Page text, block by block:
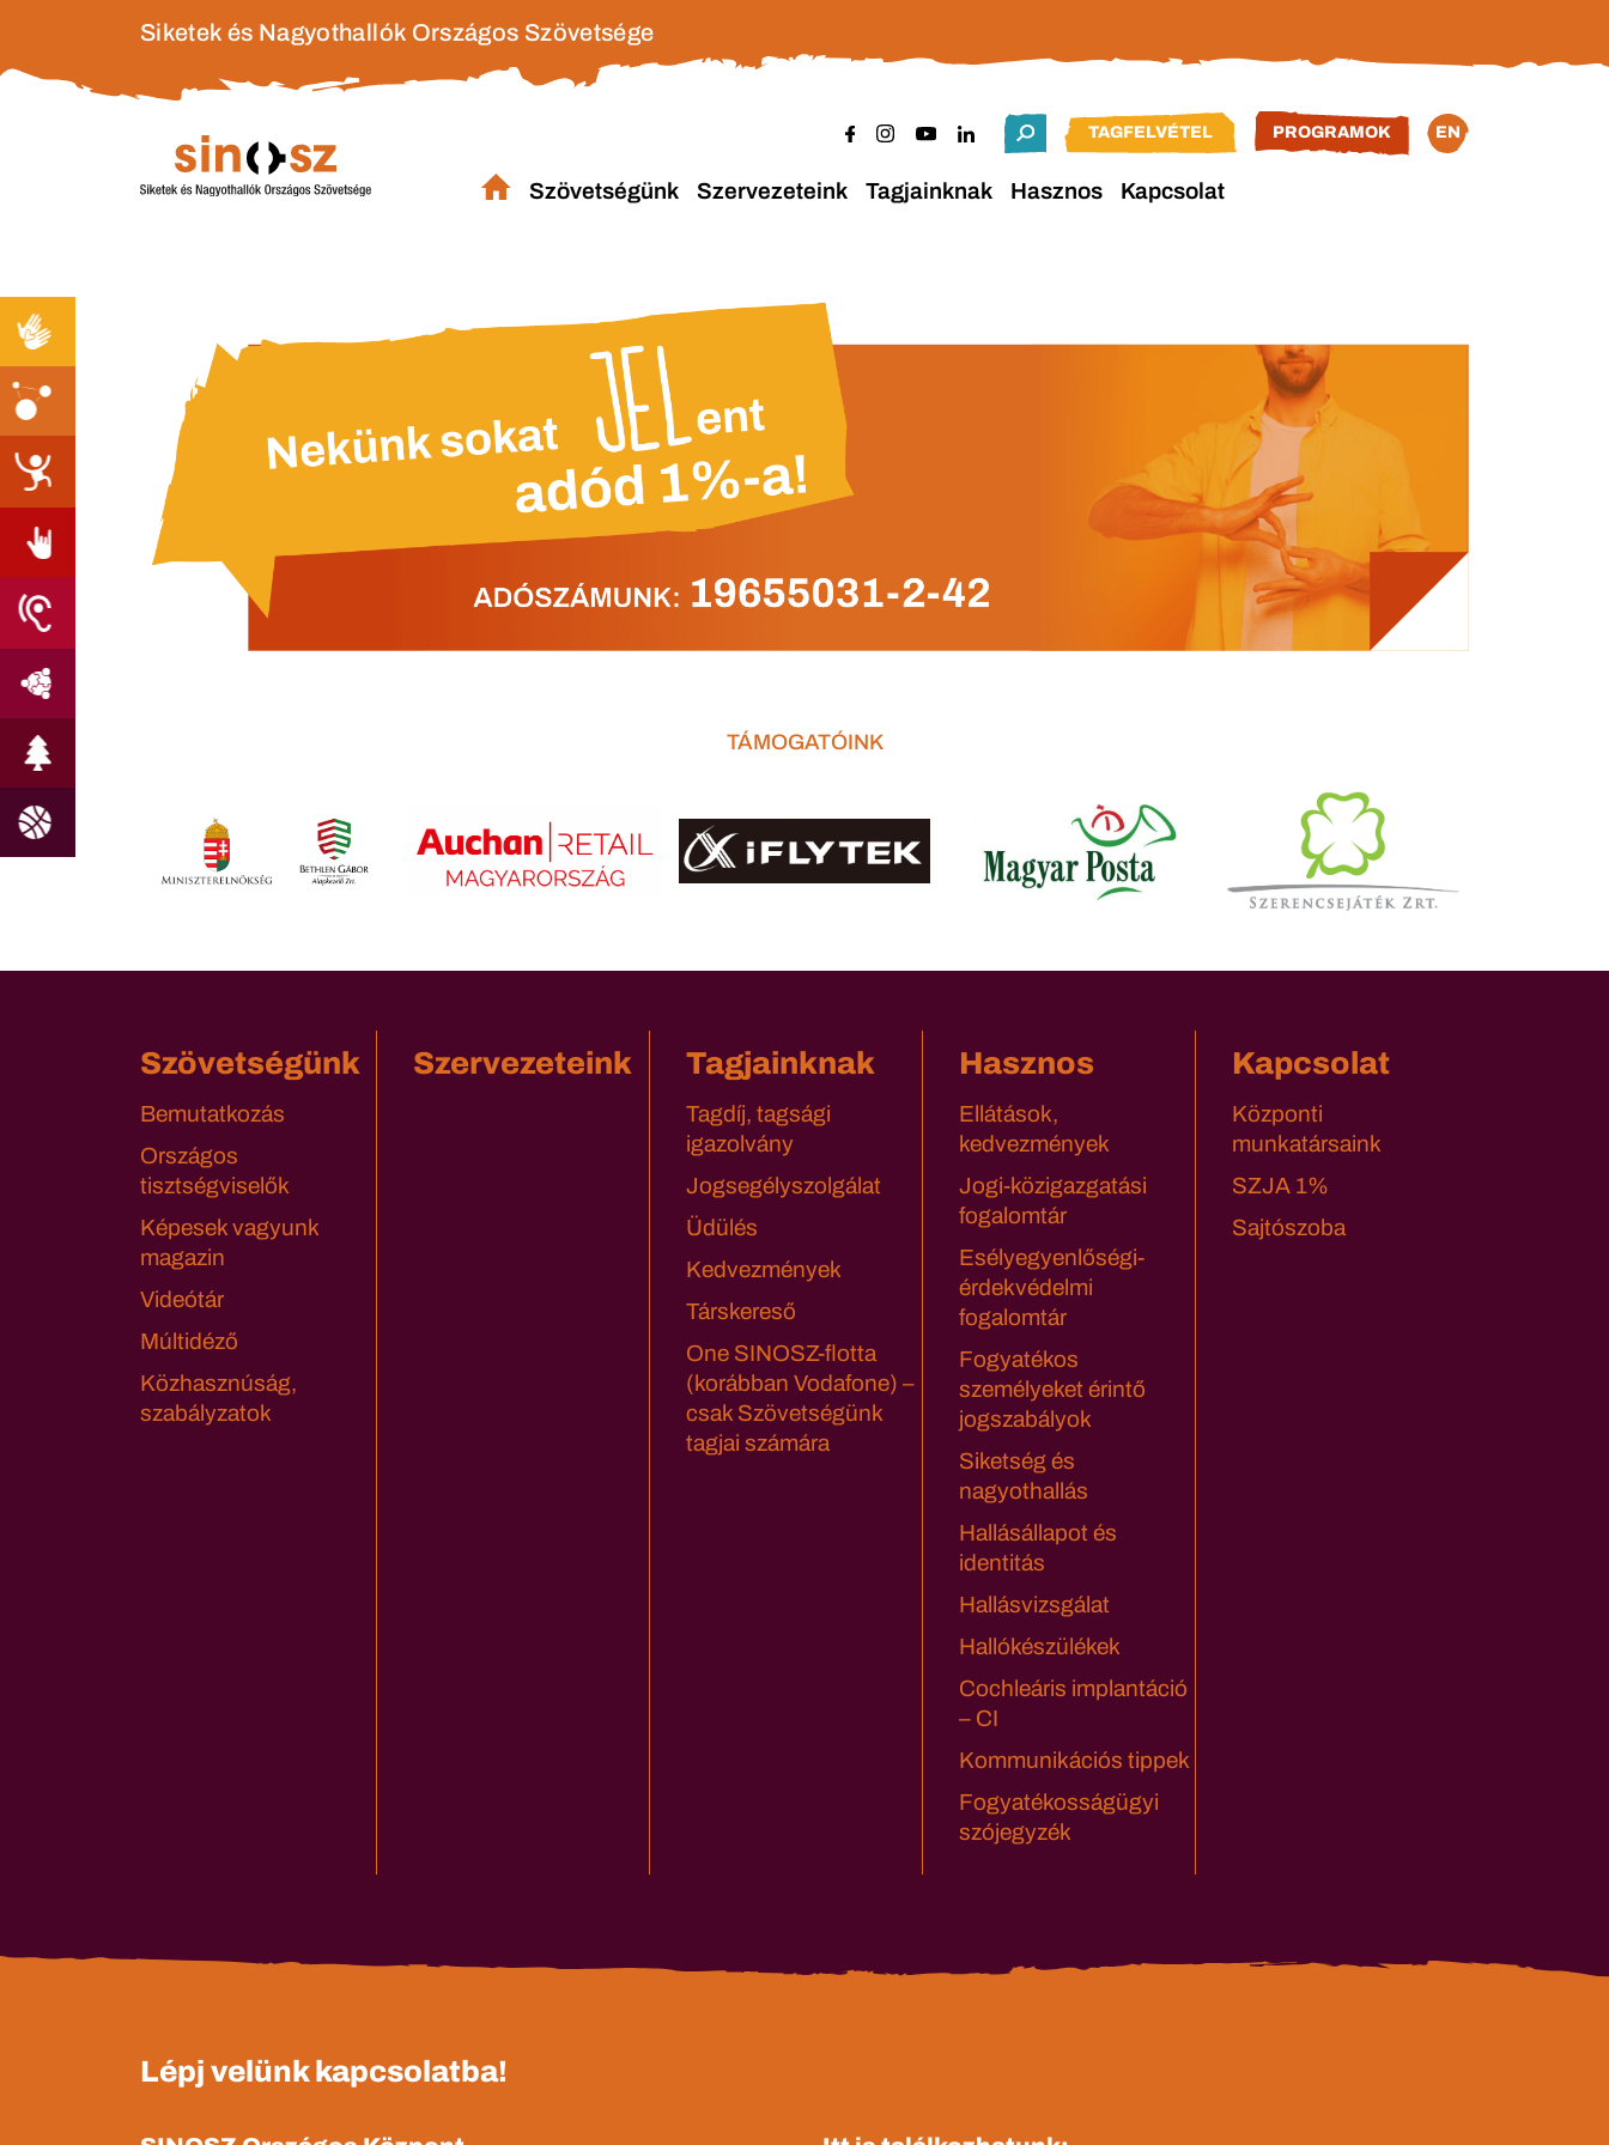
Siketek és Nagyothallók Országos Szövetsége
TAGFELVÉTEL PROGRAMOK EN
Szövetségünk Szervezeteink Tagjainknak Hasznos Kapcsolat
TÁMOGATÓINK
Szövetségünk
Bemutatkozás
Országos
tisztségviselők
Képesek vagyunk
magazin
Videótár
Múltidéző
Közhasznúság,
szabályzatok
Szervezeteink Tagjainknak
Tagdíj, tagsági
igazolvány
Jogsegélyszolgálat
Üdülés
Kedvezmények
Társkereső
One SINOSZ-flotta
(korábban Vodafone) –
csak Szövetségünk
tagjai számára
Hasznos
Ellátások,
kedvezmények
Jogi-közigazgatási
fogalomtár
Esélyegyenlőségi-
érdekvédelmi
fogalomtár
Fogyatékos
személyeket érintő
jogszabályok
Siketség és
nagyothallás
Hallásállapot és
identitás
Hallásvizsgálat
Hallókészülékek
Cochleáris implantáció
– CI
Kommunikációs tippek
Fogyatékosságügyi
szójegyzék
Kapcsolat
Központi
munkatársaink
SZJA 1%
Sajtószoba
Lépj velünk kapcsolatba!